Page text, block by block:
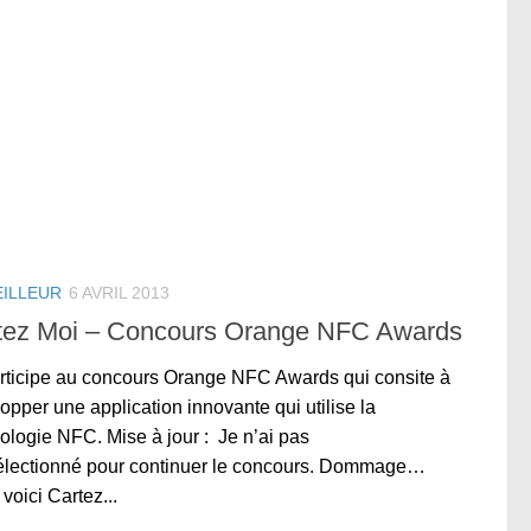
6 AVRIL 2013
Moi – Concours Orange NFC Awards
au concours Orange NFC Awards qui consite à
une application innovante qui utilise la
NFC. Mise à jour : Je n’ai pas
pour continuer le concours. Dommage…
Cartez...